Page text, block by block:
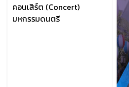
คอนเสิร์ต (Concert)
มหกรรมดนตรี